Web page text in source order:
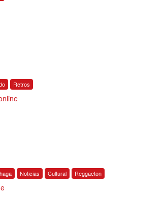
Retros
Noticias Cultural Reggaeton